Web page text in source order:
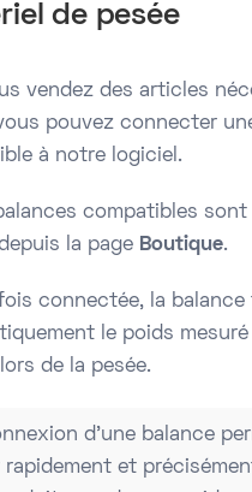
de pesée
vendez des articles
pouvez connecter
à notre logiciel.
compatibles
la page Boutique.
connectée, la balance
le poids mesuré
de la pesée.
d'une balance
rapidement et